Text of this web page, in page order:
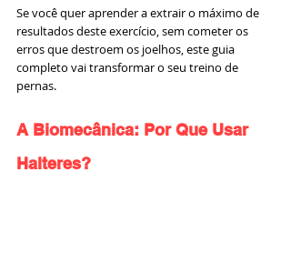
Se você quer aprender a extrair o máximo de
resultados deste exercício, sem cometer os
erros que destroem os joelhos, este guia
completo vai transformar o seu treino de
pernas.
A Biomecânica: Por Que Usar
Halteres?